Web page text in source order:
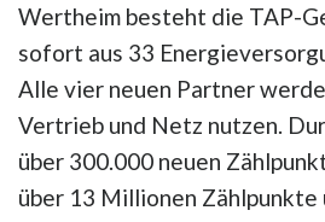
Wertheim besteht die TAP-
sofort aus 33
Alle vier neuen Partner
Vertrieb und Netz nutzen.
über 300.000 neuen
über 13 Millionen Zählpunkte